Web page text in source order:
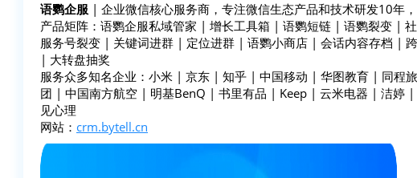
语鹦企服 | 企业微信核心服务商，专注微信生态产品和技术研发10年
产品矩阵：语鹦企服私域管家 | 增长工具箱 | 语鹦短链 | 语鹦裂变 |
服务号裂变 | 关键词进群 | 定位进群 | 语鹦小商店 | 会话内容存档 |
| 大转盘抽奖
服务众多知名企业：小米 | 京东 | 知乎 | 中国移动 | 华图教育 | 同程
团 | 中国南方航空 | 明基BenQ | 书里有品 | Keep | 云米电器 | 洁
见心理
网站： crm.bytell.cn